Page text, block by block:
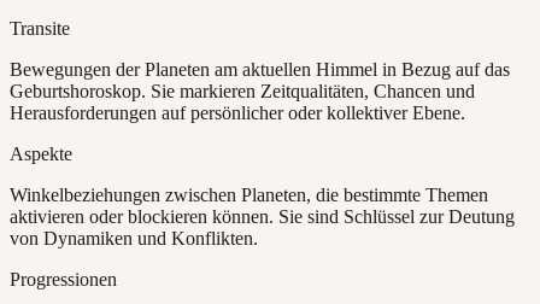
Transite
Bewegungen der Planeten am aktuellen Himmel in Bezug auf das
Geburtshoroskop. Sie markieren Zeitqualitäten, Chancen und
Herausforderungen auf persönlicher oder kollektiver Ebene.
Aspekte
Winkelbeziehungen zwischen Planeten, die bestimmte Themen
aktivieren oder blockieren können. Sie sind Schlüssel zur Deutung
von Dynamiken und Konflikten.
Progressionen